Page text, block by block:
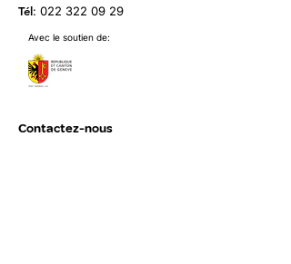
Tél: 022 322 09 29
Avec le soutien de:
Contactez-nous